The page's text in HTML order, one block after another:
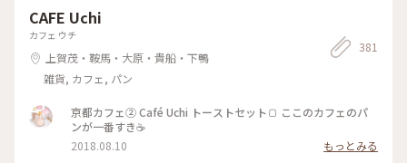
CAFE Uchi
カフェ ウチ
上賀茂・鞍馬・大原・貴船・下鴨
雑貨, カフェ, パン
381
京都カフェ② Café Uchi トーストセット🍞 ここのカフェのパ
ンが一番すき☕️
2018.08.10
もっとみる